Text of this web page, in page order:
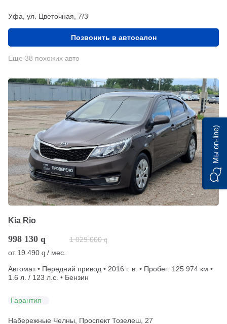
Уфа, ул. Цветочная, 7/3
Позвонить в автосалон
Еще 38 похожих авто
Kia Rio
998 130 q 1 029 000 q
от 19 490 q / мес.
Автомат • Передний привод • 2016 г. в. • Пробег: 125 974 км •
1.6 л. / 123 л.с. • Бензин
Гарантия
Набережные Челны, Проспект Тозелеш, 27
Мы on-line)